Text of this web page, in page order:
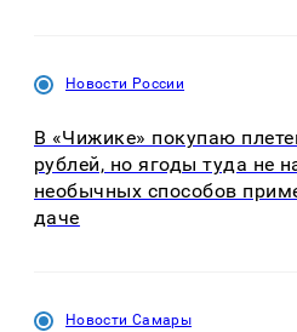
Новости России
В «Чижике» покупаю
рублей, но ягоды туда не
необычных способов
даче
Новости Самары